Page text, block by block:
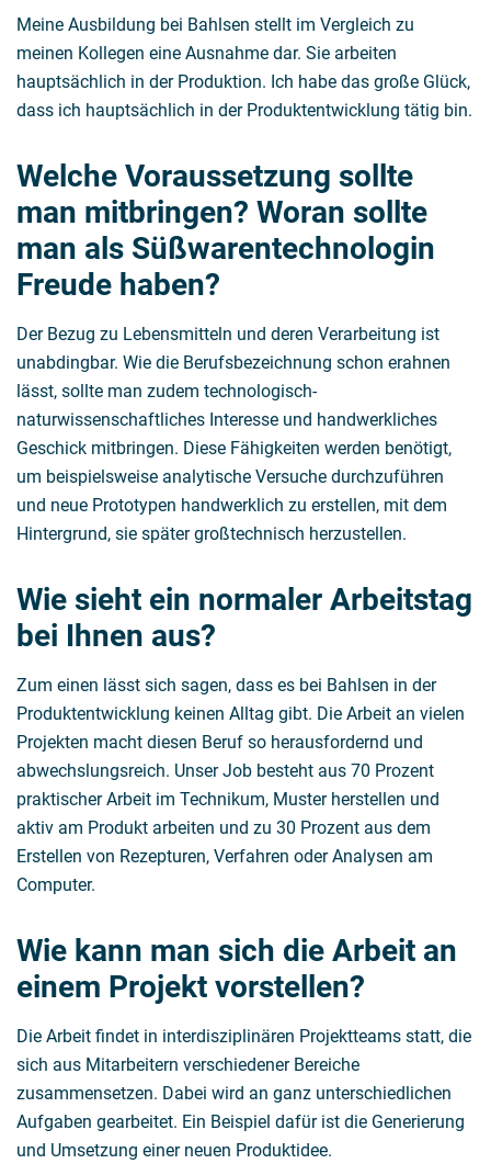
Meine Ausbildung bei Bahlsen stellt im Vergleich zu
meinen Kollegen eine Ausnahme dar. Sie arbeiten
hauptsächlich in der Produktion. Ich habe das große Glück,
dass ich hauptsächlich in der Produktentwicklung tätig bin.
Welche Voraussetzung sollte
man mitbringen? Woran sollte
man als Süßwarentechnologin
Freude haben?
Der Bezug zu Lebensmitteln und deren Verarbeitung ist
unabdingbar. Wie die Berufsbezeichnung schon erahnen
lässt, sollte man zudem technologisch-
naturwissenschaftliches Interesse und handwerkliches
Geschick mitbringen. Diese Fähigkeiten werden benötigt,
um beispielsweise analytische Versuche durchzuführen
und neue Prototypen handwerklich zu erstellen, mit dem
Hintergrund, sie später großtechnisch herzustellen.
Wie sieht ein normaler Arbeitstag
bei Ihnen aus?
Zum einen lässt sich sagen, dass es bei Bahlsen in der
Produktentwicklung keinen Alltag gibt. Die Arbeit an vielen
Projekten macht diesen Beruf so herausfordernd und
abwechslungsreich. Unser Job besteht aus 70 Prozent
praktischer Arbeit im Technikum, Muster herstellen und
aktiv am Produkt arbeiten und zu 30 Prozent aus dem
Erstellen von Rezepturen, Verfahren oder Analysen am
Computer.
Wie kann man sich die Arbeit an
einem Projekt vorstellen?
Die Arbeit findet in interdisziplinären Projektteams statt, die
sich aus Mitarbeitern verschiedener Bereiche
zusammensetzen. Dabei wird an ganz unterschiedlichen
Aufgaben gearbeitet. Ein Beispiel dafür ist die Generierung
und Umsetzung einer neuen Produktidee.